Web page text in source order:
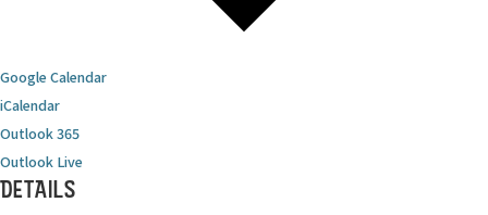
Google Calendar
iCalendar
Outlook 365
Outlook Live
DETAILS